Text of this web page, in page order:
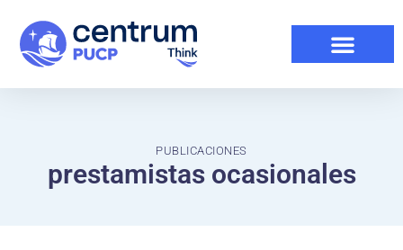
PUBLICACIONES
prestamistas ocasionales